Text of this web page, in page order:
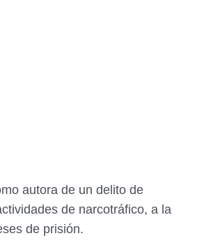
autora de un delito de
de narcotráfico, a la
de prisión.